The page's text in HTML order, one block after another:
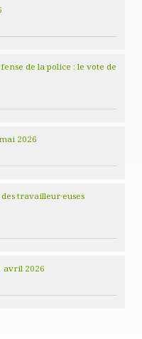
de la police : le vote de
2026
travailleur·euses
avril 2026